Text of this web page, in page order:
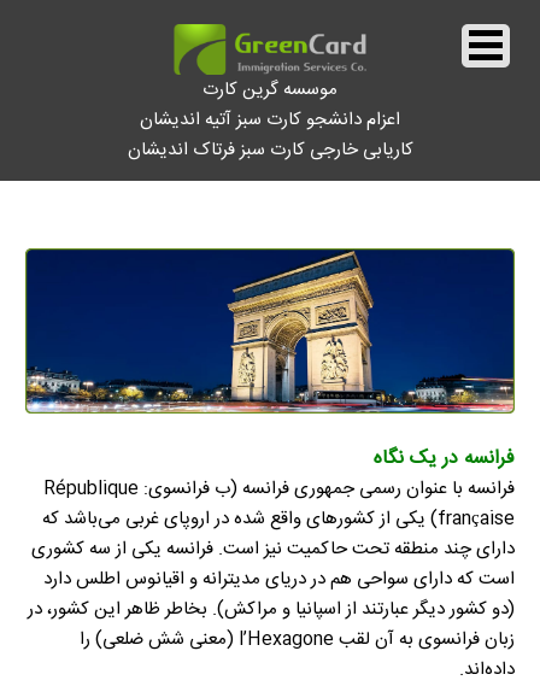
موسسه گرین کارت
اعزام دانشجو کارت سبز آتیه اندیشان
کاریابی خارجی کارت سبز فرتاک اندیشان
||فرانسه||
فرانسه در یک نگاه
فرانسه با عنوان رسمی جمهوری فرانسه (ب فرانسوی: République
française) یکی از کشورهای واقع شده در اروپای غربی می‌باشد که
دارای چند منطقه تحت حاکمیت نیز است. فرانسه یکی از سه کشوری
است که دارای سواحی هم در دریای مدیترانه و اقیانوس اطلس دارد
(دو کشور دیگر عبارتند از اسپانیا و مراکش). بخاطر ظاهر این کشور، در
زبان فرانسوی به آن لقب l’Hexagone (معنی شش ضلعی) را
داده‌اند.